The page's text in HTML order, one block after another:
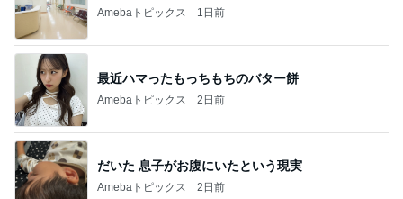
Amebaトピックス 1日前
最近ハマったもっちもちのバター餅
Amebaトピックス 2日前
だいた 息子がお腹にいたという現実
Amebaトピックス 2日前